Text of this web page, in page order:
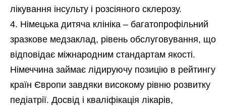
лікування інсульту і розсіяного склерозу.
Німецька дитяча клініка – багатопрофільний
зразкове медзаклад, рівень обслуговування, що
відповідає міжнародним стандартам якості.
Німеччина займає лідируючу позицію в рейтингу
країн Європи завдяки високому рівню розвитку
педіатрії. Досвід і кваліфікація лікарів,